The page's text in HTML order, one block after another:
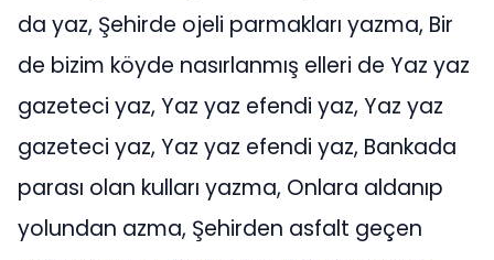
da yaz, Şehirde ojeli parmakları yazma, Bir
de bizim köyde nasırlanmış elleri de Yaz yaz
gazeteci yaz, Yaz yaz efendi yaz, Yaz yaz
gazeteci yaz, Yaz yaz efendi yaz, Bankada
parası olan kulları yazma, Onlara aldanıp
yolundan azma, Şehirden asfalt geçen